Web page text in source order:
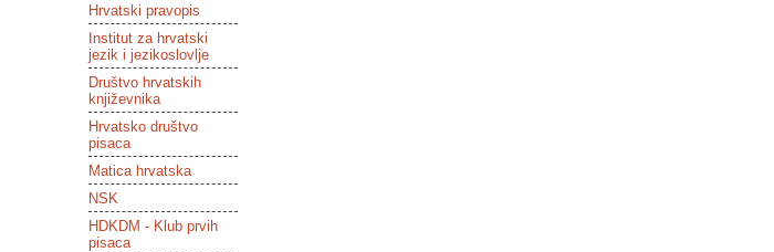
Hrvatski pravopis
Institut za hrvatski
jezik i jezikoslovlje
Društvo hrvatskih
književnika
Hrvatsko društvo
pisaca
Matica hrvatska
NSK
HDKDM - Klub prvih
pisaca